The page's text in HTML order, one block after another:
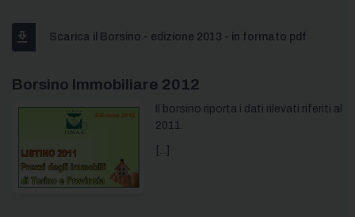
Scarica il Borsino - edizione 2013 - in formato pdf
Borsino Immobiliare 2012
Il borsino riporta i dati rilevati riferiti al
2011.
[...]